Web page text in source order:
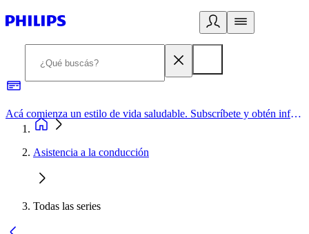
Acá comienza un estilo de vida saludable. Subscríbete y obtén información de primera mano
Asistencia a la conducción
Todas las series